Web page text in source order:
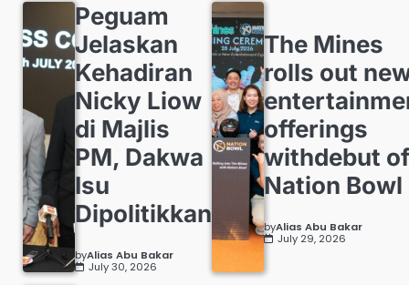
Peguam
Jelaskan
Kehadiran
Nicky Liow
di Majlis
PM, Dakwa
Isu
Dipolitikkan
byAlias Abu Bakar
July 30, 2026
The Mines
rolls out
offerings
withdebut
Nation Bowl
byAlias Abu Bakar
July 29, 2026